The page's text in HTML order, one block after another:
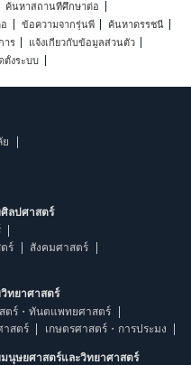
ค้นหาสถานที่ศึกษาต่อ
ข้อความจากรุ่นพี่
ค้นหาดรรชนี
าร
แจ้งเกี่ยวกับข้อมูลส่วนตัว
ตั้งระบบ
ลปศาสตร์
ร์
สังคมศาสตร์
ทยาศาสตร์
ตร์・ทันตแพทยศาสตร์
าสตร์ เกษตรศาสตร์・การประมง
นุษยศาสตร์และวิทยาศาสตร์